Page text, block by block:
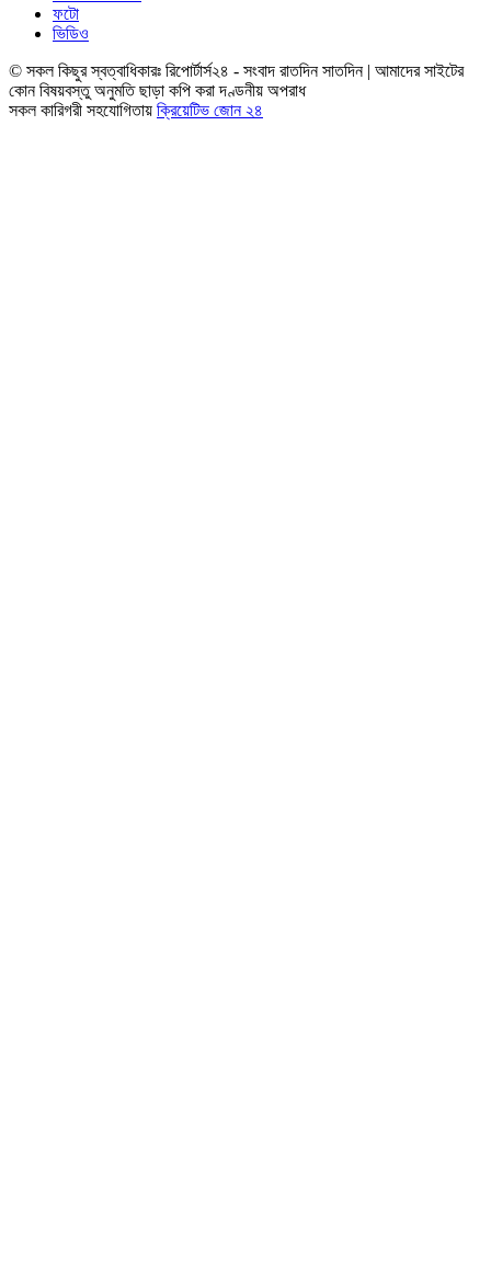
ফটো
ভিডিও
© সকল কিছুর স্বত্বাধিকারঃ রিপোর্টার্স২৪ - সংবাদ রাতদিন সাতদিন | আমাদের সাইটের
কোন বিষয়বস্তু অনুমতি ছাড়া কপি করা দণ্ডনীয় অপরাধ
সকল কারিগরী সহযোগিতায় ক্রিয়েটিভ জোন ২৪